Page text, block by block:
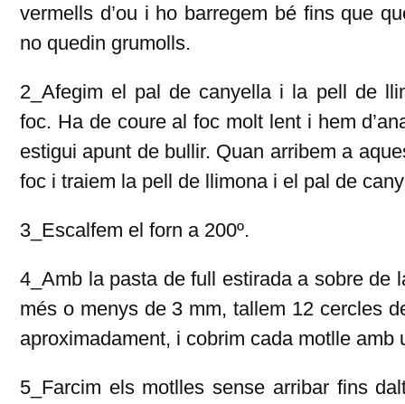
vermells d’ou i ho barregem bé fins que
no quedin grumolls.
2_Afegim el pal de canyella i la pell de
foc. Ha de coure al foc molt lent i hem
estigui apunt de bullir. Quan arribem a
foc i traiem la pell de llimona i el pal de
3_Escalfem el forn a 200º.
4_Amb la pasta de full estirada a sobre de
més o menys de 3 mm, tallem 12 cercles
aproximadament, i cobrim cada motlle amb
5_Farcim els motlles sense arribar fins